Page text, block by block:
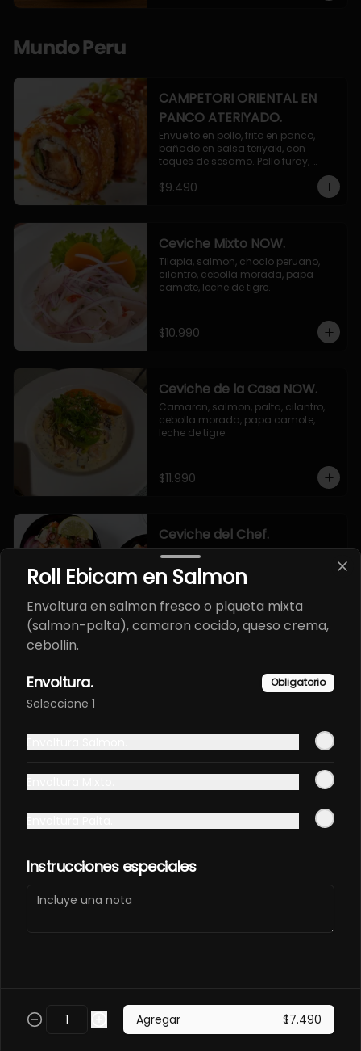
Mundo Peru
CAMPETORI ORIENTAL EN
PANCO ATERIYADO.
Envuelto en pollo, frito en panco,
bañado en salsa teriyaki, con
toques de sesamo. Pollo furay,
queso, champiñon furay, cebollin.
$9.490
Ceviche Mixto NOW.
Tilapia, salmon, choclo peruano,
cilantro, cebolla morada, papa
camote, leche de tigre.
$10.990
Ceviche de la Casa NOW.
Camaron, salmon, palta, cilantro,
cebolla morada, papa camote,
leche de tigre.
$11.990
Ceviche del Chef.
Camaron, pulpo, salmon, palta,
cilantro, cebolla morada, rocotto,
papa camote, leche de tigre.
$12.990
EBI FURAY ORIENTAL EN
EBI MAGURO ACEVICHON
Frito en panco, cubierto con atun
fresco, salsa acevichada y toques
Envuelto en palta, cubierto con
salmon fresco, salsa acevichada y
toques de shichimi. Camaron furay,
Roll Ebicam en Salmon
Envoltura en salmon fresco o plqueta mixta
(salmon-palta), camaron cocido, queso crema,
cebollin.
Envoltura. Obligatorio
Seleccione 1
Instrucciones especiales
Agregar $7.490